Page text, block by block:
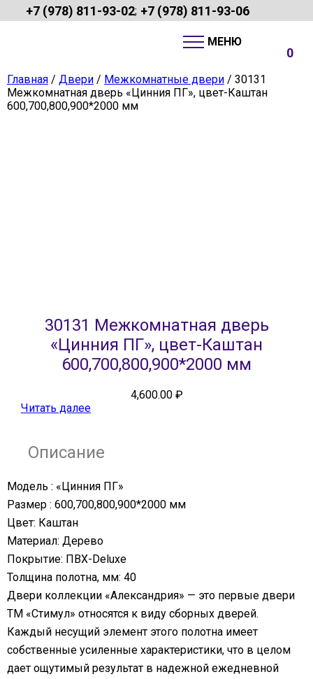
+7 (978) 811-93-02; +7 (978) 811-93-06
0
Главная / Двери / Межкомнатные двери / 30131
Межкомнатная дверь «Цинния ПГ», цвет-Каштан
600,700,800,900*2000 мм
30131 Межкомнатная дверь
«Цинния ПГ», цвет-Каштан
600,700,800,900*2000 мм
4,600.00 ₽
Читать далее
Описание
Модель : «Цинния ПГ»
Размер : 600,700,800,900*2000 мм
Цвет: Каштан
Материал: Дерево
Покрытие: ПВХ-Deluxe
Толщина полотна, мм: 40
Двери коллекции «Александрия» — это первые двери
ТМ «Стимул» относятся к виду сборных дверей.
Каждый несущий элемент этого полотна имеет
собственные усиленные характеристики, что в целом
дает ощутимый результат в надежной ежедневной